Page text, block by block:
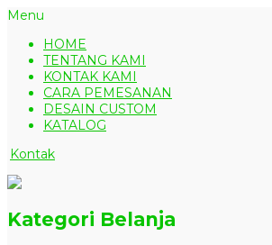
Menu
HOME
TENTANG KAMI
KONTAK KAMI
CARA PEMESANAN
DESAIN CUSTOM
KATALOG
Kontak
Kategori Belanja